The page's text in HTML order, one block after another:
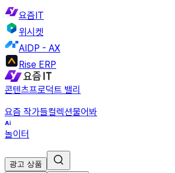
요즘IT
위시켓
AIDP - AX
Rise ERP
콘텐츠프로덕트 밸리
요즘 작가들컬렉션물어봐
놀이터
광고 상품